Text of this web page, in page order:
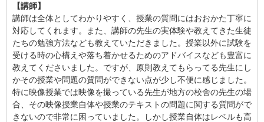
【講師】
講師は全体としてわかりやすく、授業の質問にはおおかた丁寧に
対応してくれます。また、講師の先生の実体験や教えてきた生徒
たちの勉強方法なども教えていただきました。授業以外に試験を
受ける時の心構えや落ち着かせるためのアドバイスなども豊富に
教えてくださいました。ですが、原則教えてもらってる先生にし
かその授業や問題の質問ができない点が少し不便に感じました。
特に映像授業では映像を撮っている先生が地方の校舎の先生の場
合、その映像授業自体や授業のテキストの問題に関する質問がで
きないので非常に困っていました。しかし授業自体はレベルも高